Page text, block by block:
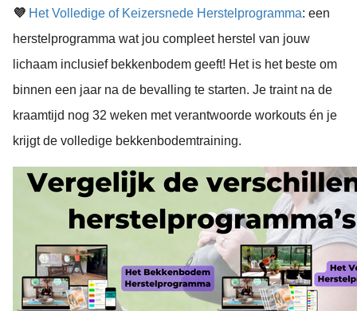
💜 Het Volledige of Keizersnede Herstelprogramma: een
herstelprogramma wat jou compleet herstel van jouw
lichaam inclusief bekkenbodem geeft! Het is het beste om
binnen een jaar na de bevalling te starten. Je traint na de
kraamtijd nog 32 weken met verantwoorde workouts én je
krijgt de volledige bekkenbodemtraining.